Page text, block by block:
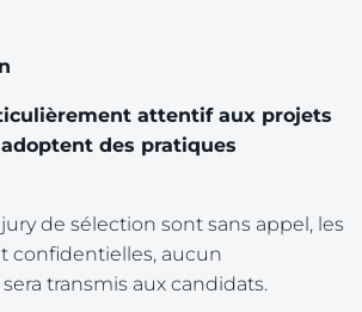
attentif aux projets
des pratiques
de sélection sont sans appel, les
confidentielles, aucun
transmis aux candidats.